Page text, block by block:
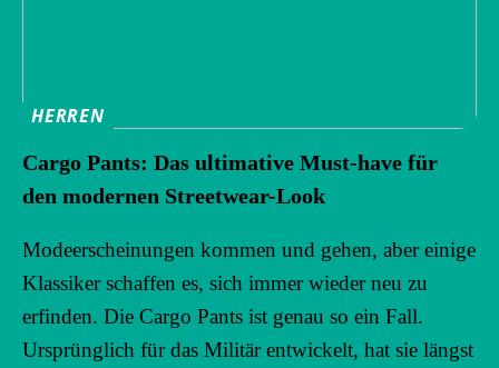
HERREN
Cargo Pants: Das ultimative Must-have für
den modernen Streetwear-Look
Modeerscheinungen kommen und gehen, aber einige
Klassiker schaffen es, sich immer wieder neu zu
erfinden. Die Cargo Pants ist genau so ein Fall.
Ursprünglich für das Militär entwickelt, hat sie längst